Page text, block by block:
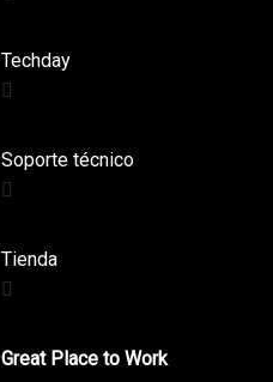
Techday
Soporte técnico
Tienda
Great Place to Work